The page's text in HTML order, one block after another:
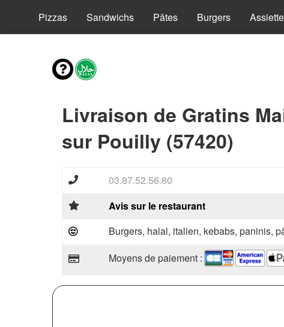
Pizzas Sandwichs Pâtes Burgers
Livraison de Gratins
sur Pouilly (57420)
03.87.52.56.80
Avis sur le restaurant
Burgers, halal, italien, kebabs, paninis,
Moyens de paiement :